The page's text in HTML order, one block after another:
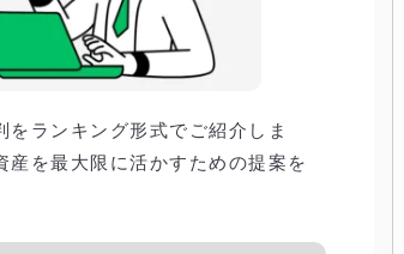
ランキング形式でご紹介しま
を最大限に活かすための提案を